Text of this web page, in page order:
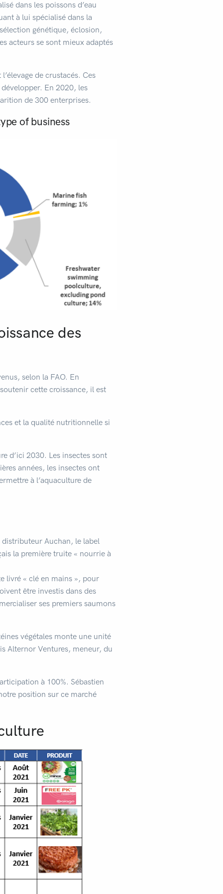
dans les poissons d’eau
à lui spécialisé dans la
génétique, éclosion,
acteurs se sont mieux adaptés
de crustacés. Ces
En 2020, les
de 300 enterprises.
of business
des
selon la FAO. En
cette croissance, il est
et la qualité nutritionnelle si
d’ici 2030. Les insectes sont
années, les insectes ont
à l’aquaculture de
Auchan, le label
la première truite « nourrie à
livré « clé en mains », pour
être investis dans des
ses premiers saumons
végétales monte une unité
Alternor Ventures, meneur, du
à 100%. Sébastien
position sur ce marché